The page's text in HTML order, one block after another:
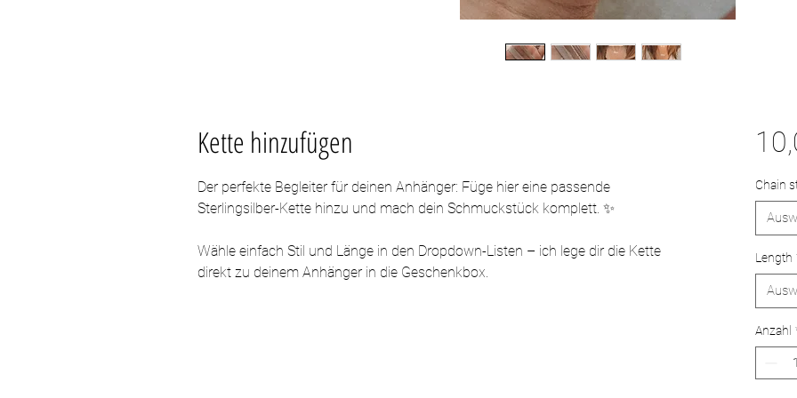
Kette hinzufügen
Der perfekte Begleiter für deinen Anhänger: Füge hier eine passende
Sterlingsilber-Kette hinzu und mach dein Schmuckstück komplett. ✨
Wähle einfach Stil und Länge in den Dropdown-Listen – ich lege dir die Kette
direkt zu deinem Anhänger in die Geschenkbox.
Chain
Length
Anzahl